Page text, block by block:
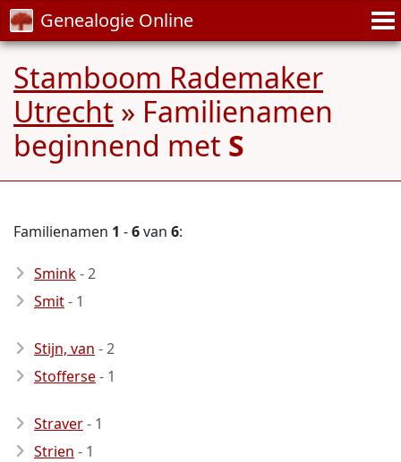
Genealogie Online
Stamboom Rademaker
Utrecht » Familienamen
beginnend met S
Familienamen 1 -6van 6:
Smink- 2
Smit- 1
Stijn, van - 2
Stofferse- 1
Straver- 1
Strien - 1